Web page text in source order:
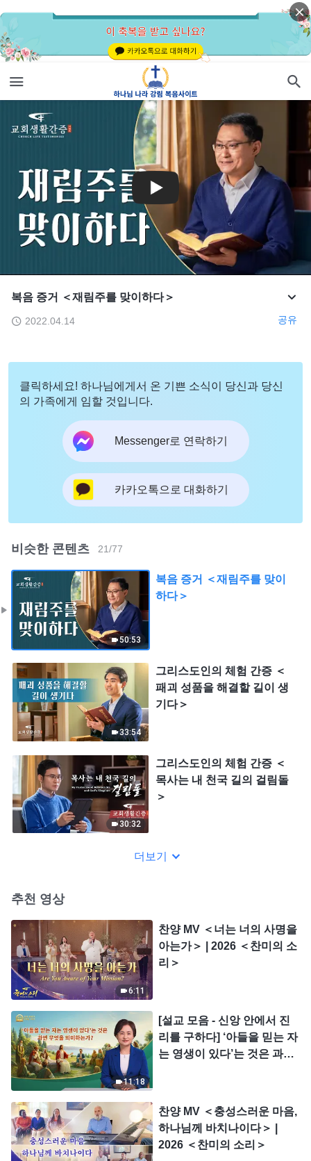
복음 증거 ＜재림주를 맞이하다＞
2022.04.14 공유
클릭하세요! 하나님에게서 온 기쁜 소식이 당신과 당신
의 가족에게 임할 것입니다.
Messenger로 연락하기
카카오톡으로 대화하기
비슷한 콘텐츠 21/77
50:53
복음 증거 ＜재림주를 맞이
하다＞
33:54
그리스도인의 체험 간증 ＜
패괴 성품을 해결할 길이 생
기다＞
30:32
그리스도인의 체험 간증 ＜
목사는 내 천국 길의 걸림돌
＞
더보기
추천 영상
6:11
찬양 MV ＜너는 너의 사명을
아는가＞ | 2026 ＜찬미의 소
리＞
11:18
[설교 모음 - 신앙 안에서 진
리를 구하다] ‘아들을 믿는 자
는 영생이 있다’는 것은 과연
찬양 MV ＜충성스러운 마음,
하나님께 바치나이다＞ |
2026 ＜찬미의 소리＞